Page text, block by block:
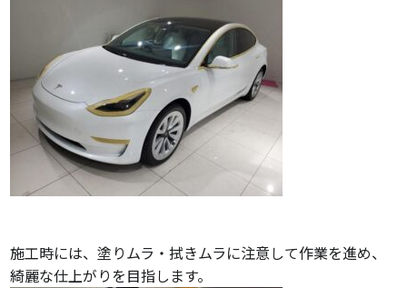
施工時には、塗りムラ・拭きムラに注意して作業を進め、
綺麗な仕上がりを目指します。